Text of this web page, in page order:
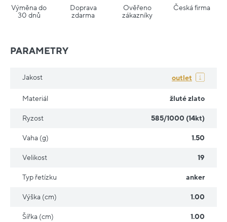
Výměna do
30 dnů
Doprava
zdarma
Ověřeno
zákazníky
Česká firma
PARAMETRY
Jakost outlet
Materiál žluté zlato
Ryzost 585/1000 (14kt)
Vaha (g) 1.50
Velikost 19
Typ řetízku anker
Výška (cm) 1.00
Šířka (cm) 1.00